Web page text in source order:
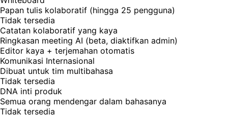
Papan tulis kolaboratif (hingga 25 pengguna)
Tidak tersedia
Catatan kolaboratif yang kaya
Ringkasan meeting AI (beta, diaktifkan admin)
Editor kaya + terjemahan otomatis
Komunikasi Internasional
Dibuat untuk tim multibahasa
Tidak tersedia
DNA inti produk
Semua orang mendengar dalam bahasanya
Tidak tersedia